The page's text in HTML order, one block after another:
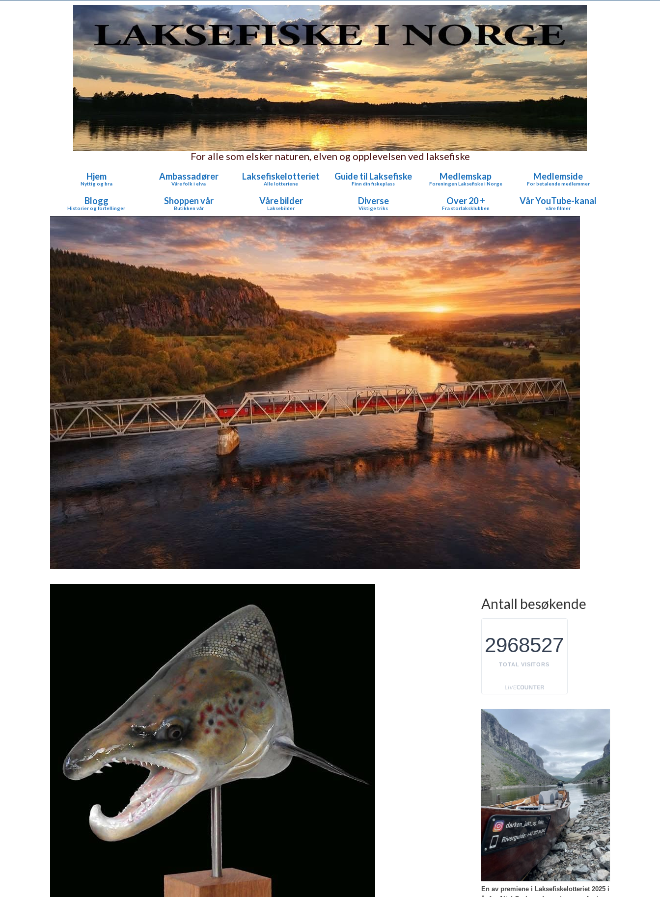
For alle som elsker naturen, elven og opplevelsen ved laksefiske
Hjem
Nyttig og bra
Ambassadører
Våre folk i elva
Laksefiskelotteriet
Alle lotteriene
Guide til Laksefiske
Finn din fiskeplass
Medlemskap
Foreningen Laksefiske i Norge
Medlemside
For betalende medlemmer
Blogg
Historier og fortellinger
Shoppen vår
Butikken vår
Våre bilder
Laksebilder
Diverse
Viktige triks
Over 20 +
Fra storlaksklubben
Vår YouTube-kanal
våre filmer
Antall besøkende
2968527
TOTAL VISITORS
En av premiene i Laksefiskelotteriet 2025 i